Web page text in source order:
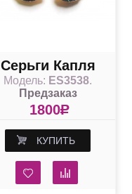
Серьги Капля
синими
кристаллами
Сваровски
Модель: ES3538.
Предзаказ
1800R
КУПИТЬ